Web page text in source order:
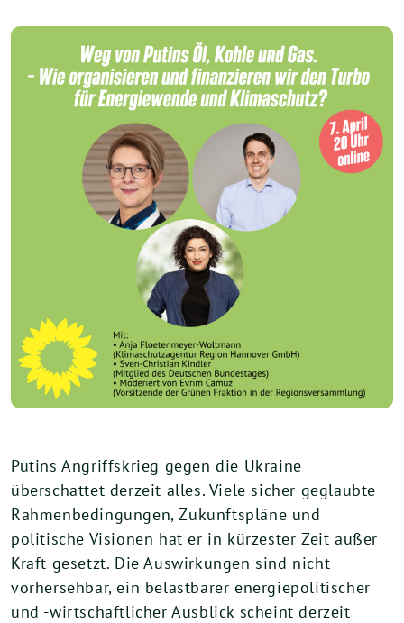
Putins Angriffskrieg gegen die Ukraine
überschattet derzeit alles. Viele sicher geglaubte
Rahmenbedingungen, Zukunftspläne und
politische Visionen hat er in kürzester Zeit außer
Kraft gesetzt. Die Auswirkungen sind nicht
vorhersehbar, ein belastbarer energiepolitischer
und -wirtschaftlicher Ausblick scheint derzeit